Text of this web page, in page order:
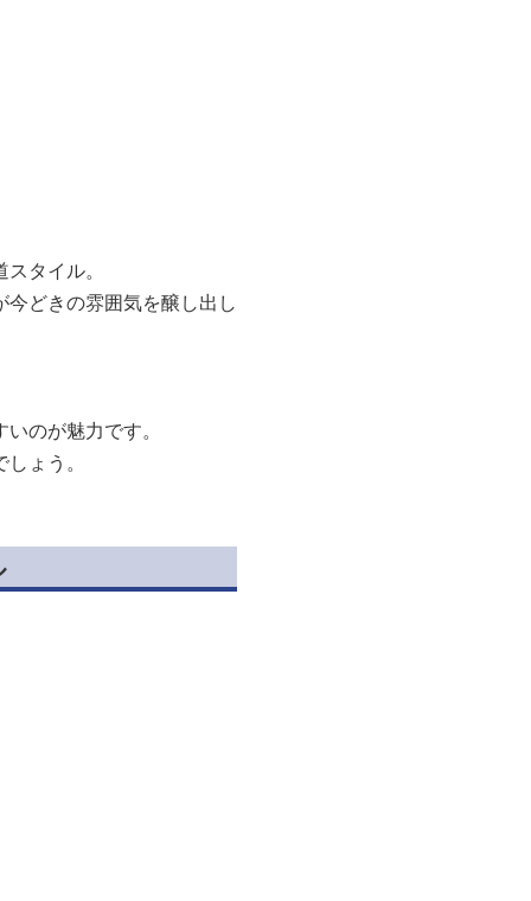
タイル。
どきの雰囲気を醸し出し
のが魅力です。
ょう。